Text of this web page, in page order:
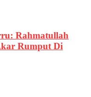
Rahmatullah
Rumput Di